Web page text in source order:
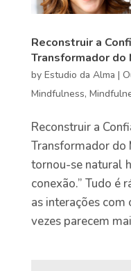
Reconstruir a
Transformador do
by Estudio da Alma |
Mindfulness,
Reconstruir a
Transformador do
tornou-se natural
conexão.” Tudo é
as interações
vezes parecem